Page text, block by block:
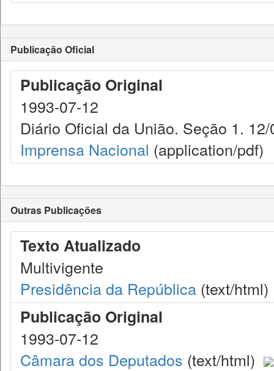
Publicação Oficial
Publicação Original
1993-07-12
Diário Oficial da União. Seção 1.
Imprensa Nacional (application/pdf)
Outras Publicações
Texto Atualizado
Multivigente
Presidência da República (text/html)
Publicação Original
1993-07-12
Câmara dos Deputados (text/html)